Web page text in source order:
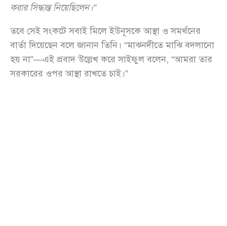
করার সিদ্ধান্ত নিয়েছিলেন।”
তবে সেই সংকটে সবাই মিলে ইউনূসকে আস্থা ও সমর্থনের
বার্তা দিয়েছেন বলে জানান তিনি। “মাঝনদীতে মাঝি বদলানো
হয় না”—এই প্রবাদ উল্লেখ করে সাইফুল বলেন, “আমরা তার
সরকারের ওপর আস্থা রাখতে চাই।”